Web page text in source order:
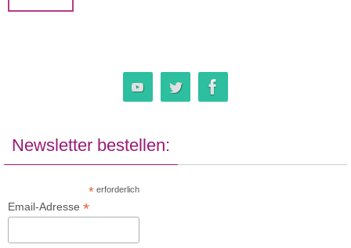
Newsletter bestellen:
* erforderlich
Email-Adresse*